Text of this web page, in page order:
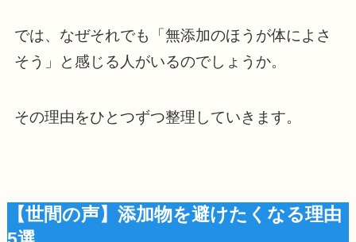
では、なぜそれでも「無添加のほうが体によさ
そう」と感じる人がいるのでしょうか。
その理由をひとつずつ整理していきます。
【世間の声】添加物を避けたくなる理由